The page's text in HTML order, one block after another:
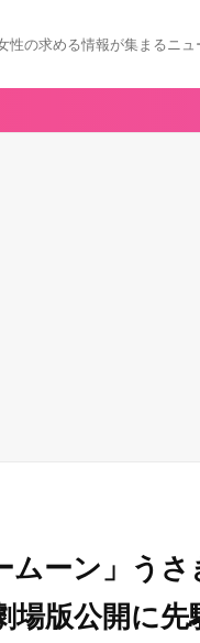
性の求める情報が集まるニュ
ムーン」う
場版公開に